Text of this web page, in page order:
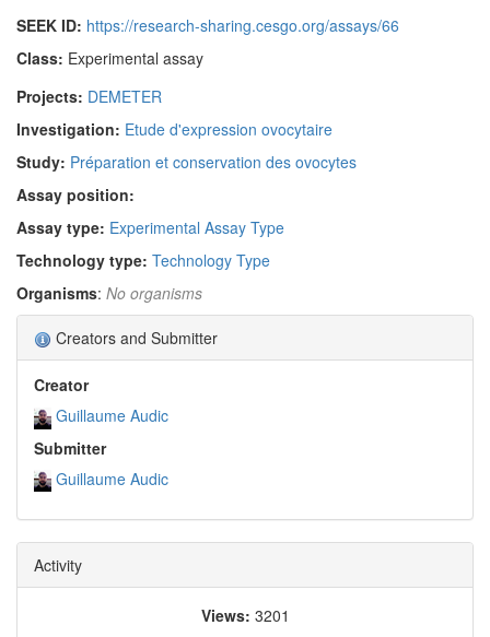
SEEK ID: https://research-sharing.cesgo.org/assays/66
Class: Experimental assay
Projects: DEMETER
Investigation: Etude d'expression ovocytaire
Study: Préparation et conservation des ovocytes
Assay position:
Assay type: Experimental Assay Type
Technology type: Technology Type
Organisms: No organisms
Creators and Submitter
Creator
Guillaume Audic
Submitter
Guillaume Audic
Activity
Views: 3201